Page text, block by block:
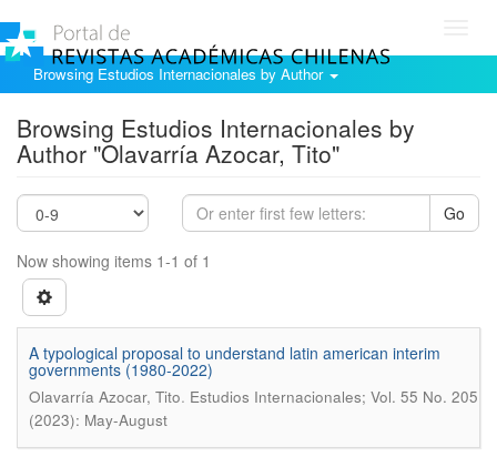
Browsing Estudios Internacionales by Author
Browsing Estudios Internacionales by
Author "Olavarría Azocar, Tito"
Go
Now showing items 1-1 of 1
A typological proposal to understand latin american interim
governments (1980-2022)
Olavarría Azocar, Tito. Estudios Internacionales; Vol. 55 No. 205
(2023): May-August